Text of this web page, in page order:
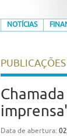
NOTÍCIAS
PUBLICAÇÕES
Data de abertura: